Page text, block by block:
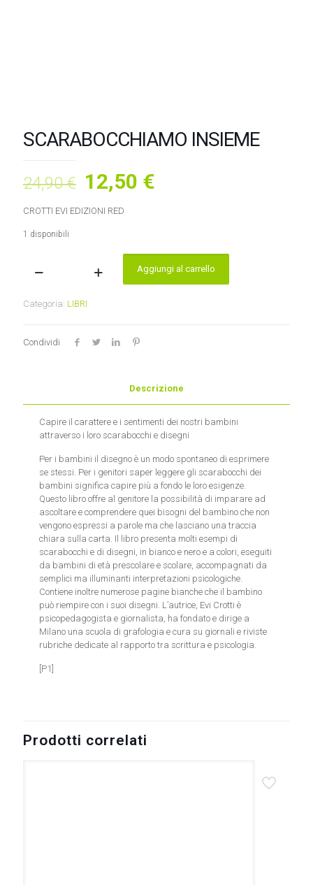
SCARABOCCHIAMO INSIEME
24,90€ Il
prezzo
24,90 €.
12,50 €
12,50 €.
CROTTI EVI EDIZIONI RED
1 disponibili
SCARABOCCHIAMO
quantità
Aggiungi al carrello
Categoria: LIBRI
Condividi
Descrizione
Capire il carattere e i sentimenti dei nostri bambini
attraverso i loro scarabocchi e disegni
Per i bambini il disegno è un modo spontaneo di esprimere
se stessi. Per i genitori saper leggere gli scarabocchi dei
bambini significa capire più a fondo le loro esigenze.
Questo libro offre al genitore la possibilità di imparare ad
ascoltare e comprendere quei bisogni del bambino che non
vengono espressi a parole ma che lasciano una traccia
chiara sulla carta. Il libro presenta molti esempi di
scarabocchi e di disegni, in bianco e nero e a colori, eseguiti
da bambini di età prescolare e scolare, accompagnati da
semplici ma illuminanti interpretazioni psicologiche.
Contiene inoltre numerose pagine bianche che il bambino
può riempire con i suoi disegni. L’autrice, Evi Crotti è
psicopedagogista e giornalista, ha fondato e dirige a
Milano una scuola di grafologia e cura su giornali e riviste
rubriche dedicate al rapporto tra scrittura e psicologia.
[P1]
Prodotti correlati